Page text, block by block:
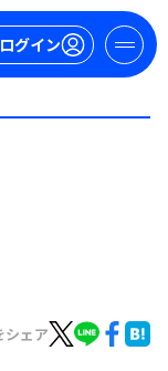
ログイン
シェア